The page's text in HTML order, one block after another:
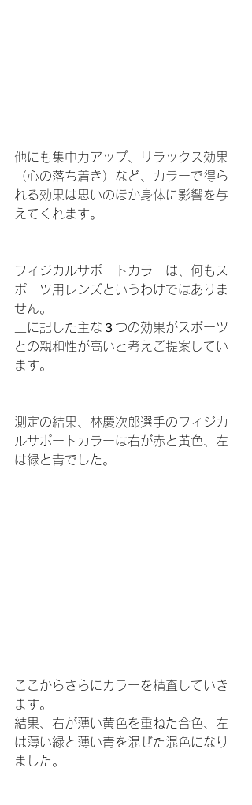
他にも集中力アップ、リラックス効果
（心の落ち着き）など、カラーで得ら
れる効果は思いのほか身体に影響を与
えてくれます。
フィジカルサポートカラーは、何もス
ポーツ用レンズというわけではありま
せん。
上に記した主な３つの効果がスポーツ
との親和性が高いと考えご提案してい
ます。
測定の結果、林慶次郎選手のフィジカ
ルサポートカラーは右が赤と黄色、左
は緑と青でした。
ここからさらにカラーを精査していき
ます。
結果、右が薄い黄色を重ねた合色、左
は薄い緑と薄い青を混ぜた混色になり
ました。